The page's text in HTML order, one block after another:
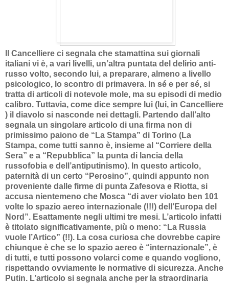
Il Cancelliere ci segnala che stamattina sui giornali
italiani vi è, a vari livelli, un’altra puntata del delirio anti-
russo volto, secondo lui, a preparare, almeno a livello
psicologico, lo scontro di primavera. In sé e per sé, si
tratta di articoli di notevole mole, ma su episodi di medio
calibro. Tuttavia, come dice sempre lui (lui, in Cancelliere
) il diavolo si nasconde nei dettagli. Partendo dall’alto
segnala un singolare articolo di una firma non di
primissimo paiono de “La Stampa” di Torino (La
Stampa, come tutti sanno è, insieme al “Corriere della
Sera” e a “Repubblica” la punta di lancia della
russofobia e dell’antiputinismo). In questo articolo,
paternità di un certo “Perosino”, quindi appunto non
proveniente dalle firme di punta Zafesova e Riotta, si
accusa nientemeno che Mosca “di aver violato ben 101
volte lo spazio aereo internazionale (!!!) dell’Europa del
Nord”. Esattamente negli ultimi tre mesi. L’articolo infatti
è titolato significativamente, più o meno: “La Russia
vuole l’Artico” (!!). La cosa curiosa che dovrebbe capire
chiunque è che se lo spazio aereo è “internazionale”, è
di tutti, e tutti possono volarci come e quando vogliono,
rispettando ovviamente le normative di sicurezza. Anche
Putin. L’articolo si segnala anche per la straordinaria